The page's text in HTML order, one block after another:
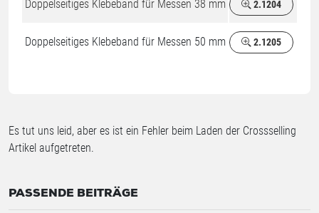
Doppelseitiges Klebeband für Messen 38 mm 2.1204
Doppelseitiges Klebeband für Messen 50 mm 2.1205
Es tut uns leid, aber es ist ein Fehler beim Laden der Crossselling
Artikel aufgetreten.
PASSENDE BEITRÄGE